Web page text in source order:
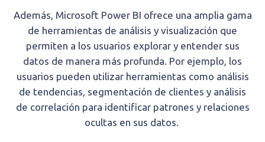
Además, Microsoft Power BI ofrece una amplia gama
de herramientas de análisis y visualización que
permiten a los usuarios explorar y entender sus
datos de manera más profunda. Por ejemplo, los
usuarios pueden utilizar herramientas como análisis
de tendencias, segmentación de clientes y análisis
de correlación para identificar patrones y relaciones
ocultas en sus datos.